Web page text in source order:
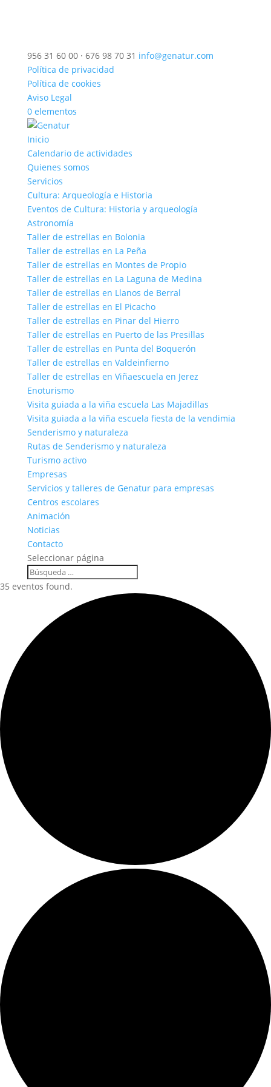
956 31 60 00 · 676 98 70 31 info@genatur.com
Política de privacidad
Política de cookies
Aviso Legal
0 elementos
Inicio
Calendario de actividades
Quienes somos
Servicios
Cultura: Arqueología e Historia
Eventos de Cultura: Historia y arqueología
Astronomía
Taller de estrellas en Bolonia
Taller de estrellas en La Peña
Taller de estrellas en Montes de Propio
Taller de estrellas en La Laguna de Medina
Taller de estrellas en Llanos de Berral
Taller de estrellas en El Picacho
Taller de estrellas en Pinar del Hierro
Taller de estrellas en Puerto de las Presillas
Taller de estrellas en Punta del Boquerón
Taller de estrellas en Valdeinfierno
Taller de estrellas en Viñaescuela en Jerez
Enoturismo
Visita guiada a la viña escuela Las Majadillas
Visita guiada a la viña escuela fiesta de la vendimia
Senderismo y naturaleza
Rutas de Senderismo y naturaleza
Turismo activo
Empresas
Servicios y talleres de Genatur para empresas
Centros escolares
Animación
Noticias
Contacto
Seleccionar página
35 eventos found.